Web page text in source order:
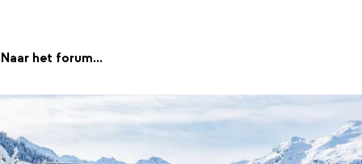
Naar het forum...